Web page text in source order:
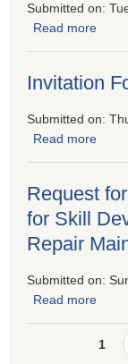
Submitted on:
Read more
Invitation
Submitted on:
Read more
Request
for Skill
Repair
Submitted on:
Read more
Pages1